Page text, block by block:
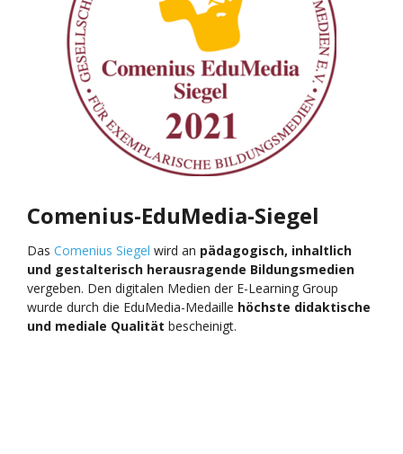
Comenius-EduMedia-Siegel
Das Comenius Siegel wird an pädagogisch, inhaltlich
und gestalterisch herausragende Bildungsmedien
vergeben. Den digitalen Medien der E-Learning Group
wurde durch die EduMedia-Medaille höchste didaktische
und mediale Qualität bescheinigt.